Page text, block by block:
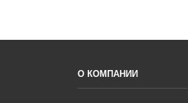
О КОМПАНИИ